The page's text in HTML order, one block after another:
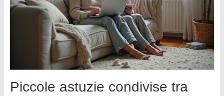
Piccole astuzie condivise tra